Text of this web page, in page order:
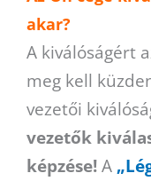
akar?
A kiválóságért
meg kell
vezetői
vezetők
képzése! A